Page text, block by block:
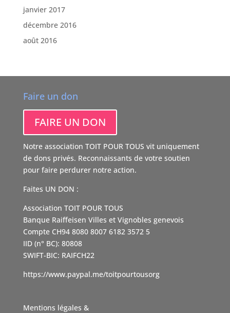
janvier 2017
décembre 2016
août 2016
Faire un don
FAIRE UN DON
Notre association TOIT POUR TOUS vit uniquement
de dons privés. Reconnaissants de votre soutien
pour faire perdurer notre action.
Faites UN DON :
Association TOIT POUR TOUS
Banque Raiffeisen Villes et Vignobles genevois
Compte CH94 8080 8007 6182 3572 5
IID (n° BC): 80808
SWIFT-BIC: RAIFCH22
https://www.paypal.me/toitpourtousorg
Mentions légales &